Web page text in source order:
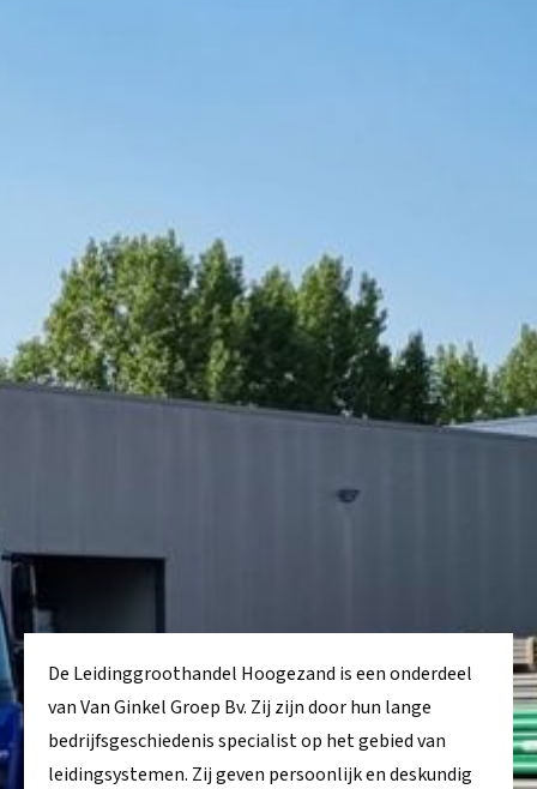
De Leidinggroothandel Hoogezand is een onderdeel
van Van Ginkel Groep Bv. Zij zijn door hun lange
bedrijfsgeschiedenis specialist op het gebied van
leidingsystemen. Zij geven persoonlijk en deskundig